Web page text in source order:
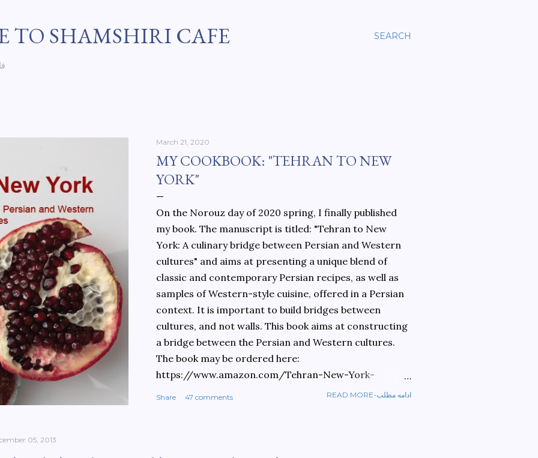
SEARCH
TO SHAMSHIRI CAFE
March 21, 2020
MY COOKBOOK: "TEHRAN TO NEW
YORK"
On the Norouz day of 2020 spring, I finally published
my book. The manuscript is titled: "Tehran to New
York: A culinary bridge between Persian and Western
cultures" and aims at presenting a unique blend of
classic and contemporary Persian recipes, as well as
samples of Western-style cuisine, offered in a Persian
context. It is important to build bridges between
cultures, and not walls. This book aims at constructing
a bridge between the Persian and Western cultures.
The book may be ordered here:
https://www.amazon.com/Tehran-New-York-
Share 47 comments READ MORE-ادامه مطلب
05, 2013